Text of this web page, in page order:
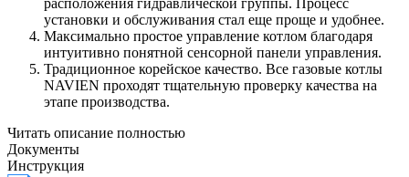
расположения гидравлической группы. Процесс
установки и обслуживания стал еще проще и удобнее.
Максимально простое управление котлом благодаря
интуитивно понятной сенсорной панели управления.
Традиционное корейское качество. Все газовые котлы
NAVIEN проходят тщательную проверку качества на
этапе производства.
Читать описание полностью
Документы
Инструкция